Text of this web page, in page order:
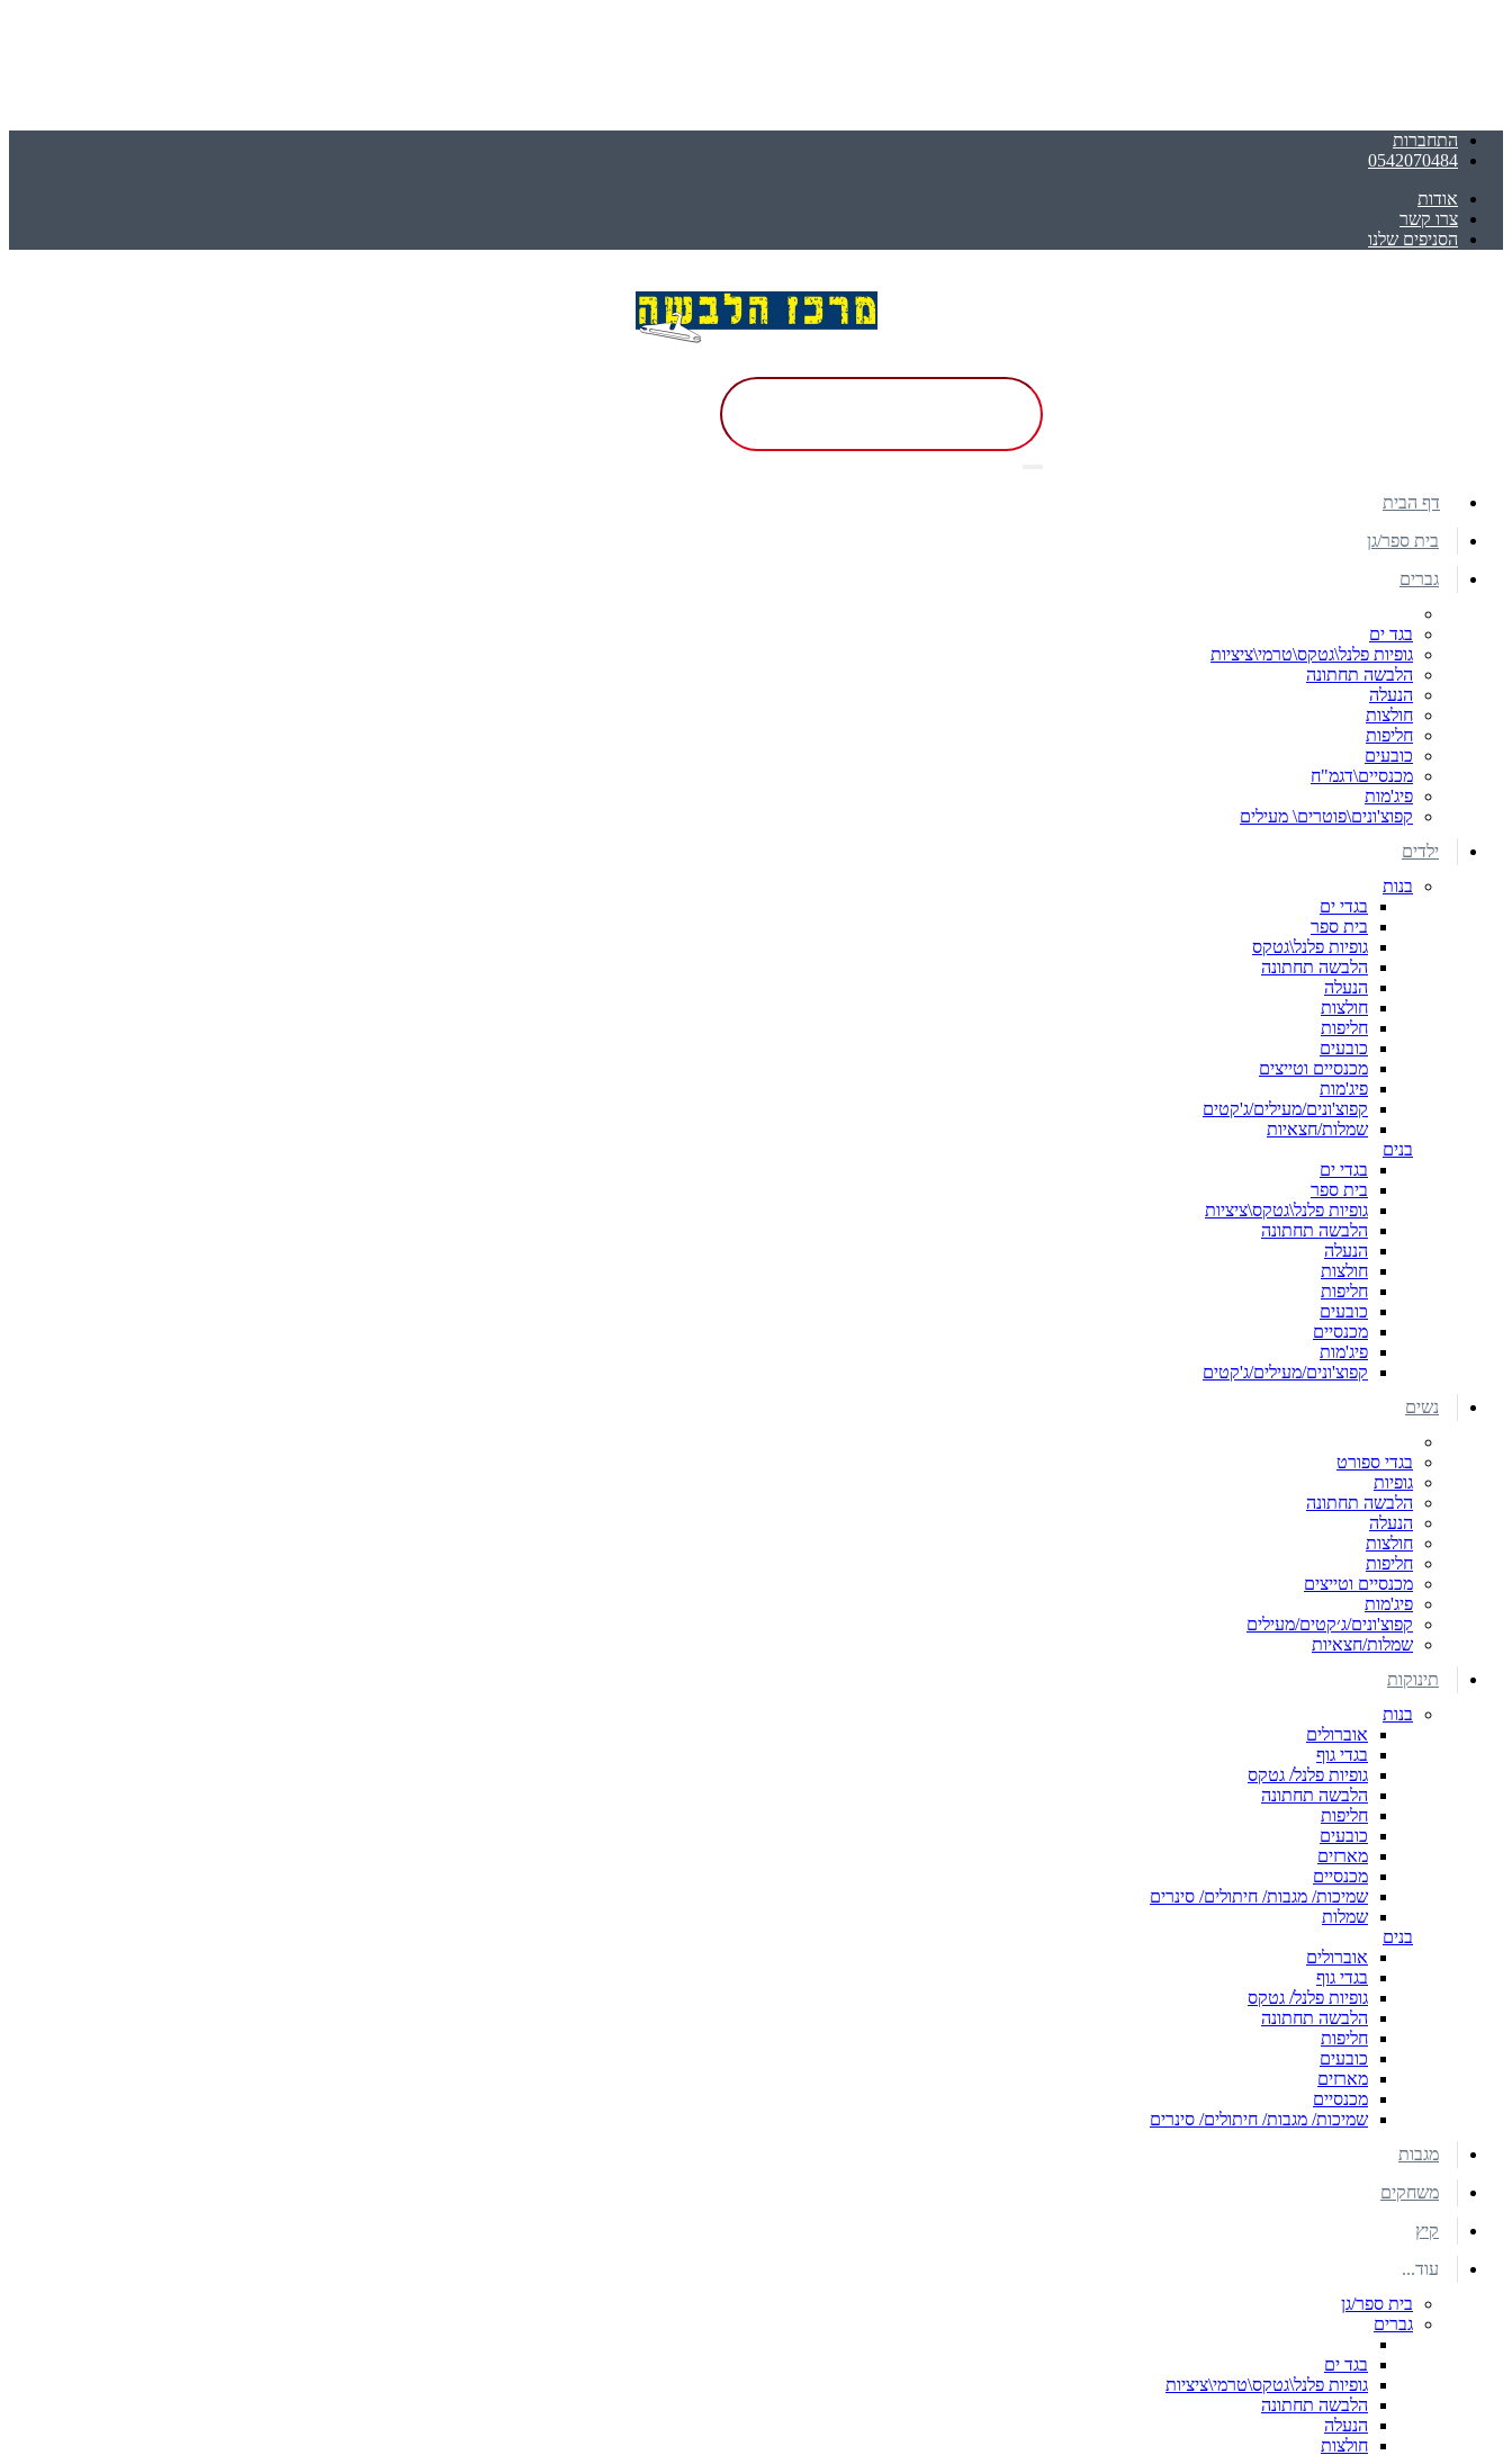
התחברות
0542070484
אודות
צרו קשר
הסניפים שלנו
דף הבית
בית ספר/גן
גברים
בגד ים
גופיות פלנל\גטקס\טרמי\ציציות
הלבשה תחתונה
הנעלה
חולצות
חליפות
כובעים
מכנסיים\דגמ"ח
פיג'מות
קפוצ'ונים\פוטרים\ מעילים
ילדים
בנות
בגדי ים
בית ספר
גופיות פלנל\גטקס
הלבשה תחתונה
הנעלה
חולצות
חליפות
כובעים
מכנסיים וטייצים
פיג'מות
קפוצ'ונים/מעילים/ג'קטים
שמלות/חצאיות
בנים
בגדי ים
בית ספר
גופיות פלנל\גטקס\ציציות
הלבשה תחתונה
הנעלה
חולצות
חליפות
כובעים
מכנסיים
פיג'מות
קפוצ'ונים/מעילים/ג'קטים
נשים
בגדי ספורט
גופיות
הלבשה תחתונה
הנעלה
חולצות
חליפות
מכנסיים וטייצים
פיג'מות
קפוצ'ונים/ג׳קטים/מעילים
שמלות/חצאיות
תינוקות
בנות
אוברולים
בגדי גוף
גופיות פלנל/ גטקס
הלבשה תחתונה
חליפות
כובעים
מארזים
מכנסיים
שמיכות/ מגבות/ חיתולים/ סינרים
שמלות
בנים
אוברולים
בגדי גוף
גופיות פלנל/ גטקס
הלבשה תחתונה
חליפות
כובעים
מארזים
מכנסיים
שמיכות/ מגבות/ חיתולים/ סינרים
מגבות
משחקים
קיץ
עוד...
בית ספר/גן
גברים
בגד ים
גופיות פלנל\גטקס\טרמי\ציציות
הלבשה תחתונה
הנעלה
חולצות